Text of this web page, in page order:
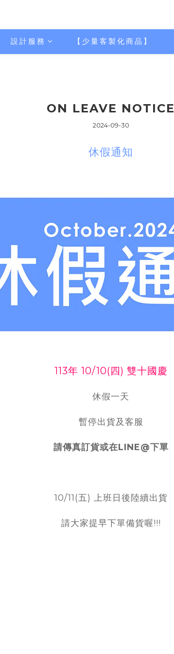
設計服務 【少量客製化商品】
ON LEAVE NOTICE
2024-09-30
休假通知
113年 10/10(四) 雙十國慶
休假一天
暫停出貨及客服
請傳真訂貨或在LINE@下單
10/11(五) 上班日後陸續出貨
請大家提早下單備貨喔!!!